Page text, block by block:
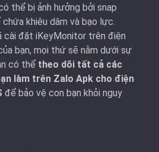
thể bị ảnh hưởng bởi snap
khiêu dâm và bạo lực.
cài đặt iKeyMonitor trên điện
bạn, mọi thứ sẽ nằm dưới sự
có thể theo dõi tất cả các
làm trên Zalo Apk cho điện
để bảo vệ con bạn khỏi nguy